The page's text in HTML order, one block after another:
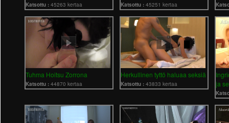
Katsottu :45263 kertaa Katsottu :45251 kertaa
Tuhma Hoitsu Zorrona
Katsottu :44870 kertaa
Herkullinen tyttö haluaa seksiä
Katsottu :43833 kertaa
ja